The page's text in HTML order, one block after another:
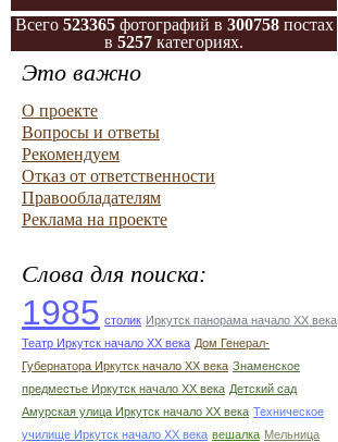
Всего 523365фотографий в 300758постах
в 5257 категориях.
Это важно
О проекте
Вопросы и ответы
Рекомендуем
Отказ от ответственности
Правообладателям
Реклама на проекте
Слова для поиска:
1985 столик Иркутск панорама начало ХХ века
Театр Иркутск начало ХХ века Дом Генерал-
Губернатора Иркутск начало ХХ века Знаменское
предместье Иркутск начало ХХ века Детский сад
Амурская улица Иркутск начало ХХ века Техническое
училище Иркутск начало ХХ века вешалка Мельница